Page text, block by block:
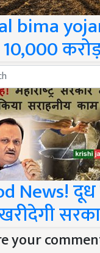
bima
News! दूध
your